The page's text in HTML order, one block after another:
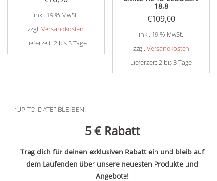
inkl. 19 % MwSt.
zzgl.Versandkosten
Lieferzeit: 2 bis 3 Tage
18,8
€109,00
inkl. 19 % MwSt.
zzgl. Versandkosten
Lieferzeit:2 bis 3 Tage
“UP TO DATE” BLEIBEN!
5 € Rabatt
Trag dich für deinen exklusiven Rabatt ein und bleib auf
dem Laufenden über unsere neuesten Produkte und
Angebote!